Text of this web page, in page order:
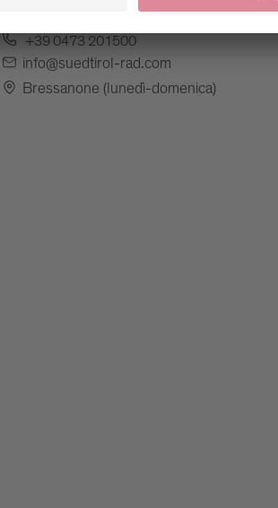
+39 0473 201500
info@suedtirol-rad.com
Bressanone (lunedì-domenica)